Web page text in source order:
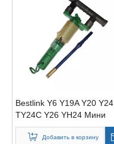
Bestlink Y6 Y19A Y20 Y24
TY24C Y26 YH24 Мини
Портативный Ручной
Пневматический Ручной
Добавить в корзину